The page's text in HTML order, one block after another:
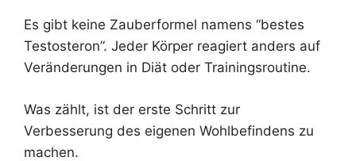
Es gibt keine Zauberformel namens “bestes
Testosteron”. Jeder Körper reagiert anders auf
Veränderungen in Diät oder Trainingsroutine.
Was zählt, ist der erste Schritt zur
Verbesserung des eigenen Wohlbefindens zu
machen.